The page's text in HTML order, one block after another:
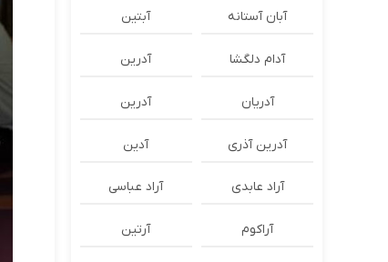
آبان آستانه آبتین
آدام دلگشا آدرين
آدریان آدرین
آدرین آذری آدین
آراد عابدی آراد عباسی
آراکوم آرتین